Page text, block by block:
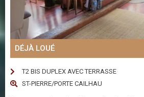
DÉJÀ LOUÉ
T2 BIS DUPLEX AVEC TERRASSE
ST-PIERRE/PORTE CAILHAU